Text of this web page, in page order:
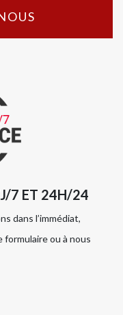
7 ET 24H/24
dans l’immédiat,
formulaire ou à nous